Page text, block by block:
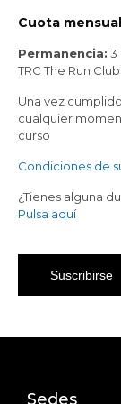
Cuota
Permanencia: 3
TRC The Run Club.
Una vez
cualquier
curso
Condiciones de
¿Tienes alguna
Pulsa aquí
Suscribirse
Sedes